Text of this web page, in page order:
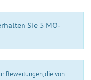
Sie 5 MO-
Bewertungen, die von